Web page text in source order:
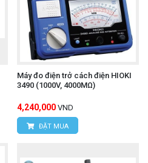
Máy đo điện trở cách điện HIOKI
3490 (1000V, 4000MΩ)
4,240,000 VND
ĐẶT MUA